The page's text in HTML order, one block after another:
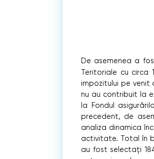
De asemenea a
Teritoriale cu circa
impozitului pe
nu au contribuit la
la Fondul
precedent, de
analiza dinamica
activitate. Total în
au fost selectaţi